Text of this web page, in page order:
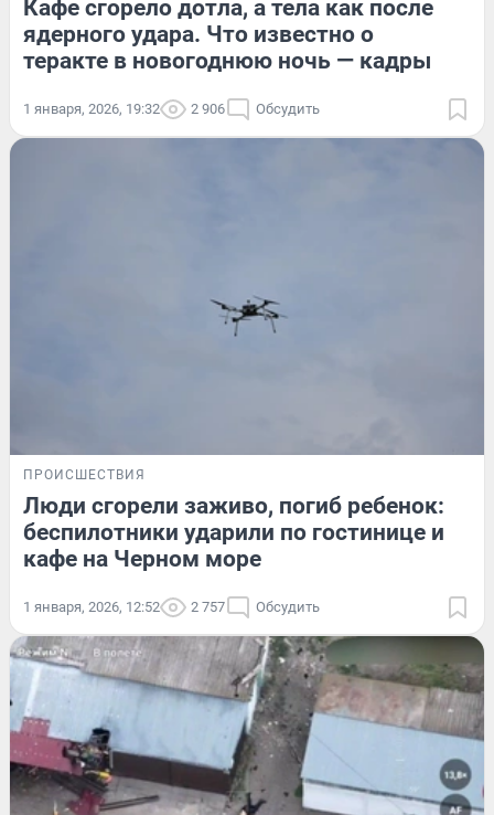
Кафе сгорело дотла, а тела как после
ядерного удара. Что известно о
теракте в новогоднюю ночь — кадры
1 января, 2026, 19:32 2 906 Обсудить
ПРОИСШЕСТВИЯ
Люди сгорели заживо, погиб ребенок:
беспилотники ударили по гостинице и
кафе на Черном море
1 января, 2026, 12:52 2 757 Обсудить